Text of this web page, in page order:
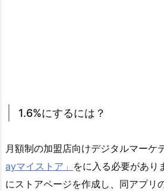
1.6%にするには？
月額制の加盟店向けデジタルマーケ
ayマイストア」 をに入る必要があり
にストアページを作成し、同アプリ